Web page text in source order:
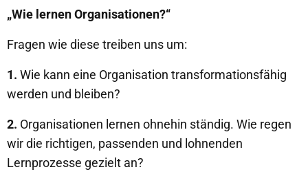
„Wie lernen Organisationen?“
Fragen wie diese treiben uns um:
1. Wie kann eine Organisation transformationsfähig
werden und bleiben?
2. Organisationen lernen ohnehin ständig. Wie regen
wir die richtigen, passenden und lohnenden
Lernprozesse gezielt an?